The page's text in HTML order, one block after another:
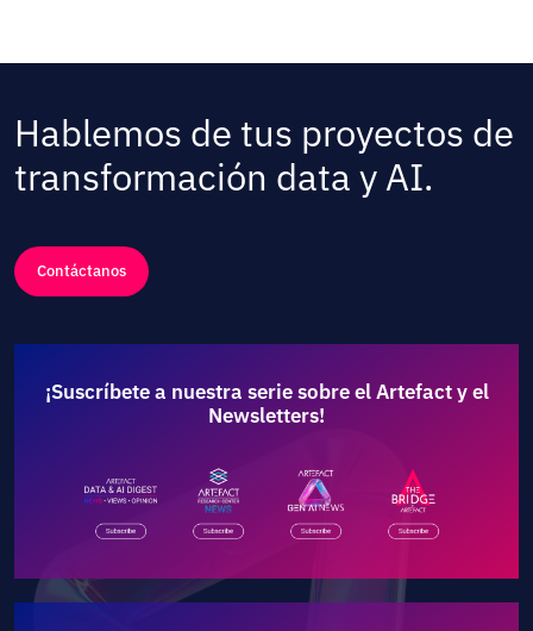
Hablemos de tus proyectos de
transformación data y AI.
Contáctanos
¡Suscríbete a nuestra serie sobre el Artefact y el
Newsletters!